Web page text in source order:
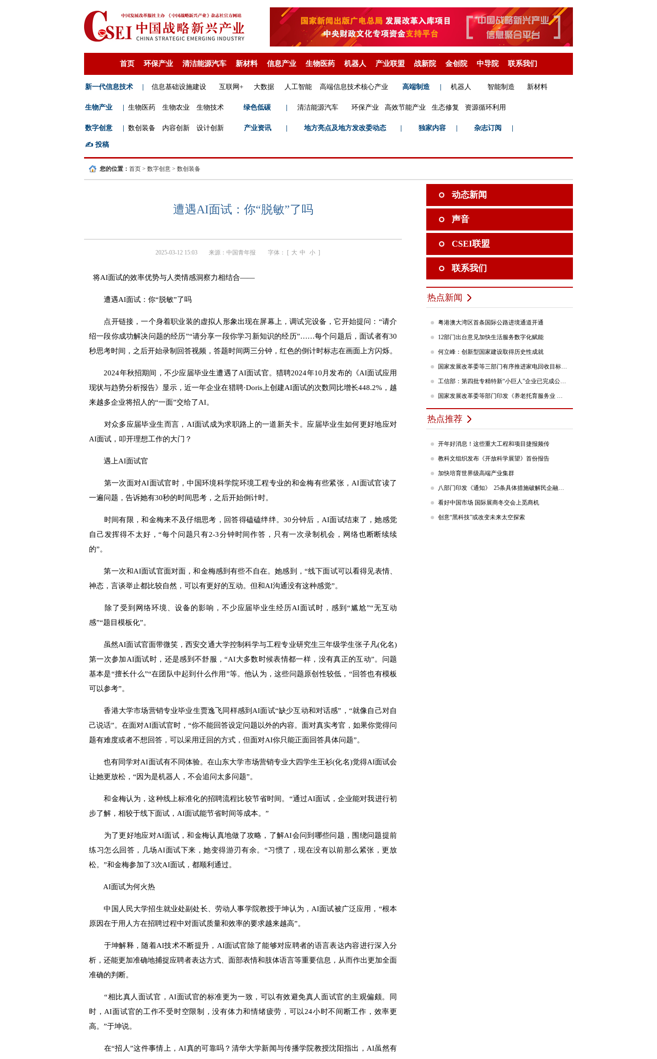
首页 环保产业 清洁能源汽车 新材料 信息产业 生物医药 机器人 产业联盟 战新院 金创院 中导院 联系我们
新一代信息技术 信息基础设施建设 互联网+ 大数据 人工智能 高端信息技术核心产业 高端制造 机器人 智能制造 新材料
生物产业 生物医药 生物农业 生物技术 绿色低碳 清洁能源汽车 环保产业 高效节能产业 生态修复 资源循环利用
数字创意 数创装备 内容创新 设计创新 产业资讯 地方亮点及地方发改委动态 独家内容 杂志订阅
✍️ 投稿
您的位置： 首页 > 数字创意 > 数创装备
遭遇AI面试：你“脱敏”了吗
2025-03-12 15:03 来源： 中国青年报 字体： [ 大 中 小 ]
将AI面试的效率优势与人类情感洞察力相结合——
遭遇AI面试：你“脱敏”了吗
点开链接，一个身着职业装的虚拟人形象出现在屏幕上，调试完设备，它开始提问：“请介
绍一段你成功解决问题的经历”“请分享一段你学习新知识的经历”……每个问题后，面试者有30
秒思考时间，之后开始录制回答视频，答题时间两三分钟，红色的倒计时标志在画面上方闪烁。
2024年秋招期间，不少应届毕业生遭遇了AI面试官。猎聘2024年10月发布的《AI面试应用
现状与趋势分析报告》显示，近一年企业在猎聘·Doris上创建AI面试的次数同比增长448.2%，越
来越多企业将招人的“一面”交给了AI。
对众多应届毕业生而言，AI面试成为求职路上的一道新关卡。应届毕业生如何更好地应对
AI面试，叩开理想工作的大门？
遇上AI面试官
第一次面对AI面试官时，中国环境科学院环境工程专业的和金梅有些紧张，AI面试官读了
一遍问题，告诉她有30秒的时间思考，之后开始倒计时。
时间有限，和金梅来不及仔细思考，回答得磕磕绊绊。30分钟后，AI面试结束了，她感觉
自己发挥得不太好，“每个问题只有2-3分钟时间作答，只有一次录制机会，网络也断断续续
的”。
第一次和AI面试官面对面，和金梅感到有些不自在。她感到，“线下面试可以看得见表情、
神态，言谈举止都比较自然，可以有更好的互动。但和AI沟通没有这种感觉”。
除了受到网络环境、设备的影响，不少应届毕业生经历AI面试时，感到“尴尬”“无互动
感”“题目模板化”。
虽然AI面试官面带微笑，西安交通大学控制科学与工程专业研究生三年级学生张子凡(化名)
第一次参加AI面试时，还是感到不舒服，“AI大多数时候表情都一样，没有真正的互动”。问题
基本是“擅长什么”“在团队中起到什么作用”等。他认为，这些问题原创性较低，“回答也有模板
可以参考”。
香港大学市场营销专业毕业生贾逸飞同样感到AI面试“缺少互动和对话感”，“就像自己对自
己说话”。在面对AI面试官时，“你不能回答设定问题以外的内容。面对真实考官，如果你觉得问
题有难度或者不想回答，可以采用迂回的方式，但面对AI你只能正面回答具体问题”。
也有同学对AI面试有不同体验。在山东大学市场营销专业大四学生王衫(化名)觉得AI面试会
让她更放松，“因为是机器人，不会追问太多问题”。
和金梅认为，这种线上标准化的招聘流程比较节省时间。“通过AI面试，企业能对我进行初
步了解，相较于线下面试，AI面试能节省时间等成本。”
为了更好地应对AI面试，和金梅认真地做了攻略，了解AI会问到哪些问题，围绕问题提前
练习怎么回答，几场AI面试下来，她变得游刃有余。“习惯了，现在没有以前那么紧张，更放
松。”和金梅参加了3次AI面试，都顺利通过。
AI面试为何火热
中国人民大学招生就业处副处长、劳动人事学院教授于坤认为，AI面试被广泛应用，“根本
原因在于用人方在招聘过程中对面试质量和效率的要求越来越高”。
于坤解释，随着AI技术不断提升，AI面试官除了能够对应聘者的语言表达内容进行深入分
析，还能更加准确地捕捉应聘者表达方式、面部表情和肢体语言等重要信息，从而作出更加全面
准确的判断。
“相比真人面试官，AI面试官的标准更为一致，可以有效避免真人面试官的主观偏颇。同
时，AI面试官的工作不受时空限制，没有体力和情绪疲劳，可以24小时不间断工作，效率更
高。”于坤说。
在“招人”这件事情上，AI真的可靠吗？清华大学新闻与传播学院教授沈阳指出，AI虽然有
动态新闻
声音
CSEI联盟
联系我们
热点新闻
粤港澳大湾区首条国际公路进境通道开通
12部门出台意见加快生活服务数字化赋能
何立峰：创新型国家建设取得历史性成就
国家发展改革委等三部门有序推进家电回收目标责任制行动
工信部：第四批专精特新“小巨人”企业已完成公示，民营企业占84%
国家发展改革委等部门印发《养老托育服务业 纾困扶持若干政策措施》的通知
热点推荐
开年好消息！这些重大工程和项目捷报频传
教科文组织发布《开放科学展望》首份报告
加快培育世界级高端产业集群
八部门印发《通知》 25条具体措施破解民企融资难题
看好中国市场 国际展商冬交会上觅商机
创意“黑科技”或改变未来太空探索